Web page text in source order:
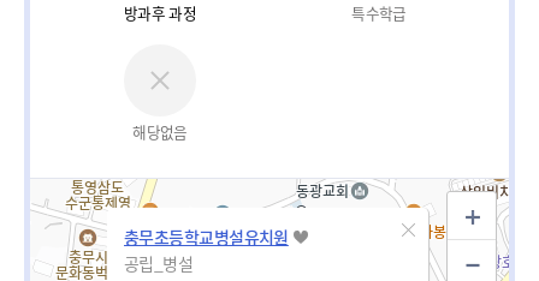
방과후 과정 특수학급
해당없음
충무초등학교병설유치원
공립_병설